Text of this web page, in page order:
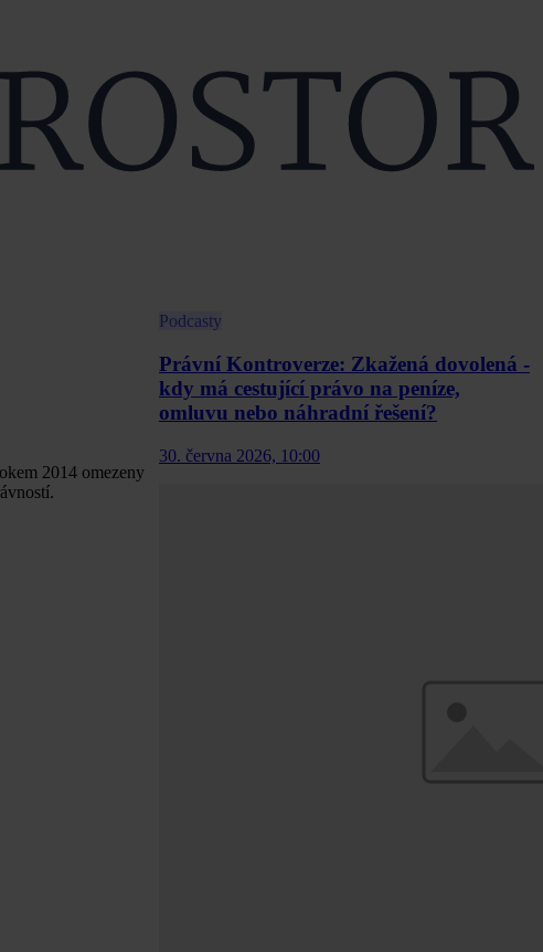
2014 omezeny
Podcasty
Právní Kontroverze: Zkažená dovolená -
kdy má cestující právo na peníze,
omluvu nebo náhradní řešení?
30. června 2026, 10:00